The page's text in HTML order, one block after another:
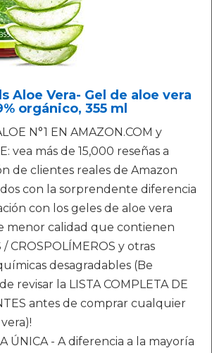
Aloe Vera- Gel de aloe vera
orgánico, 355 ml
N°1 EN AMAZON.COM y
vea más de 15,000 reseñas a
de clientes reales de Amazon
con la sorprendente diferencia
con los geles de aloe vera
menor calidad que contienen
/ CROSPOLÍMEROS y otras
desagradables (Be
revisar la LISTA COMPLETA DE
antes de comprar cualquier
ÚNICA - A diferencia a la mayoría